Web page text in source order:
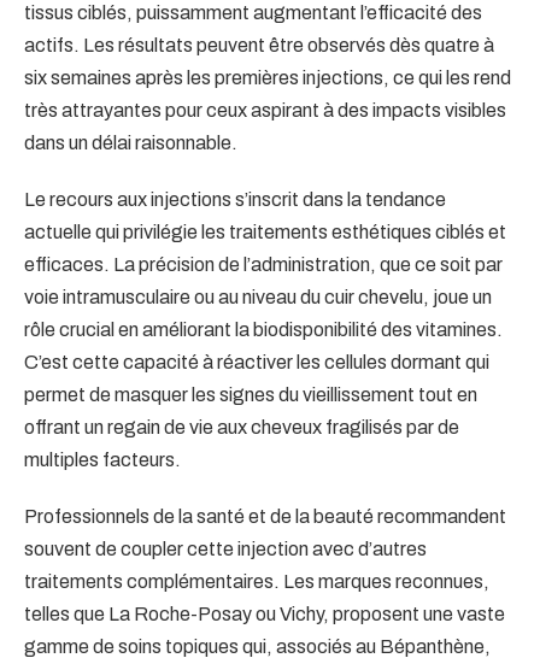
tissus ciblés, puissamment augmentant l’efficacité des
actifs. Les résultats peuvent être observés dès quatre à
six semaines après les premières injections, ce qui les rend
très attrayantes pour ceux aspirant à des impacts visibles
dans un délai raisonnable.
Le recours aux injections s’inscrit dans la tendance
actuelle qui privilégie les traitements esthétiques ciblés et
efficaces. La précision de l’administration, que ce soit par
voie intramusculaire ou au niveau du cuir chevelu, joue un
rôle crucial en améliorant la biodisponibilité des vitamines.
C’est cette capacité à réactiver les cellules dormant qui
permet de masquer les signes du vieillissement tout en
offrant un regain de vie aux cheveux fragilisés par de
multiples facteurs.
Professionnels de la santé et de la beauté recommandent
souvent de coupler cette injection avec d’autres
traitements complémentaires. Les marques reconnues,
telles que La Roche-Posay ou Vichy, proposent une vaste
gamme de soins topiques qui, associés au Bépanthène,